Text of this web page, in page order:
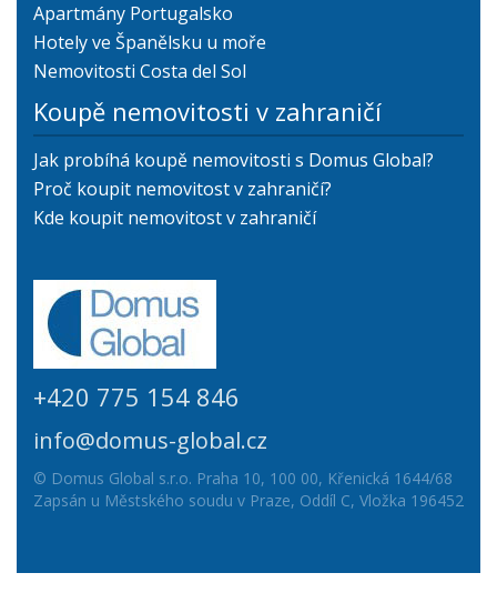
Apartmány Portugalsko
Hotely ve Španělsku u moře
Nemovitosti Costa del Sol
Koupě nemovitosti v zahraničí
Jak probíhá koupě nemovitosti s Domus Global?
Proč koupit nemovitost v zahraničí?
Kde koupit nemovitost v zahraničí
+420 775 154 846
info@domus-global.cz
© Domus Global s.r.o. Praha 10, 100 00, Křenická 1644/68
Zapsán u Městského soudu v Praze, Oddíl C, Vložka 196452